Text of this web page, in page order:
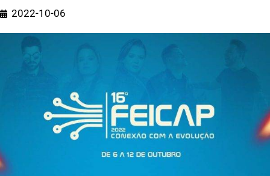
2022-10-06